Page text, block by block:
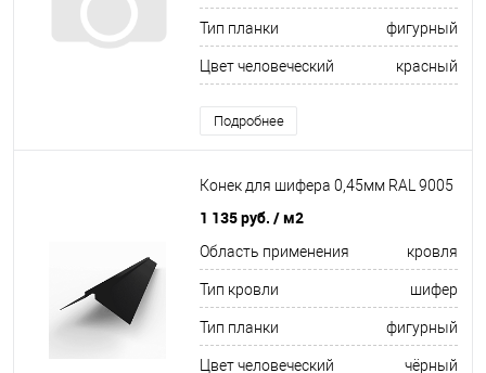
Тип планки фигурный
Цвет человеческий красный
Подробнее
Конек для шифера 0,45мм RAL 9005
1 135 руб. / м2
Область применения кровля
Тип кровли шифер
Тип планки фигурный
Цвет человеческий чёрный